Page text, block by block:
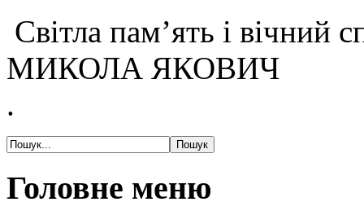
Світла пам’ять і вічний
МИКОЛА ЯКОВИЧ
.
Головне меню